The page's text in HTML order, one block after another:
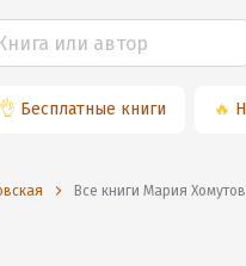
👌 Бесплатные книги 🔥
Все книги Мария